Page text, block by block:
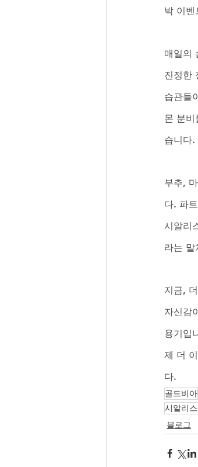
박 이
매일의
진정한
습관들
몬 분
습니다.
부추,
다. 파
시알리
라는
지금,
자신감
용기입
제 더
다.
골드비아
시알리
블로그